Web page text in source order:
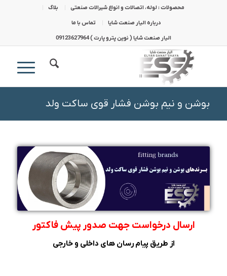
محصولات : لوله، اتصالات و انواع شیرالات صنعتی بلاگ
درباره الیار صنعت شایا تماس با ما
الیار صنعت شایا ( نوین پترو پارت ) 09123627964
بوشن و نیم بوشن فشار قوی ساکت ولد
ارسال درخواست جهت صدور پیش فاکتور
از طریق پیام رسان های داخلی و خارجی